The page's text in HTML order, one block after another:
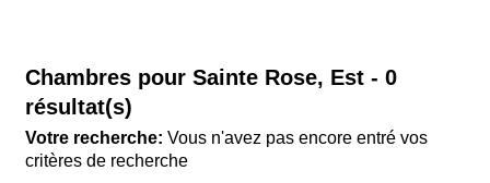
Chambres pour Sainte Rose, Est - 0
résultat(s)
Votre recherche: Vous n'avez pas encore entré vos
critères de recherche